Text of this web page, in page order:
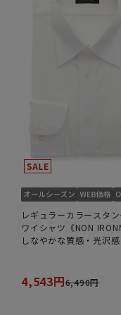
レギュラーカラースタ
ワイシャツ《NON
しなやかな質感・光沢感
4,543円6,490円